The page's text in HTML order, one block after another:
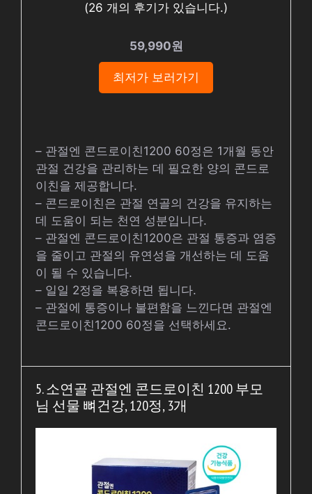
(26 개의 후기가 있습니다.)
59,990원
최저가 보러가기
– 관절엔 콘드로이친1200 60정은 1개월 동안
관절 건강을 관리하는 데 필요한 양의 콘드로
이친을 제공합니다.
– 콘드로이친은 관절 연골의 건강을 유지하는
데 도움이 되는 천연 성분입니다.
– 관절엔 콘드로이친1200은 관절 통증과 염증
을 줄이고 관절의 유연성을 개선하는 데 도움
이 될 수 있습니다.
– 일일 2정을 복용하면 됩니다.
– 관절에 통증이나 불편함을 느낀다면 관절엔
콘드로이친1200 60정을 선택하세요.
5. 소연골 관절엔 콘드로이친 1200 부모
님 선물 뼈건강, 120정, 3개